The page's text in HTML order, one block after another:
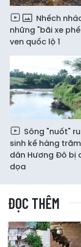
Nhếch
những "bãi xe
ven quốc lộ 1
Sông "nuốt"
sinh kế hàng
dân Hương Đô bị
dọa
ĐỌC THÊM